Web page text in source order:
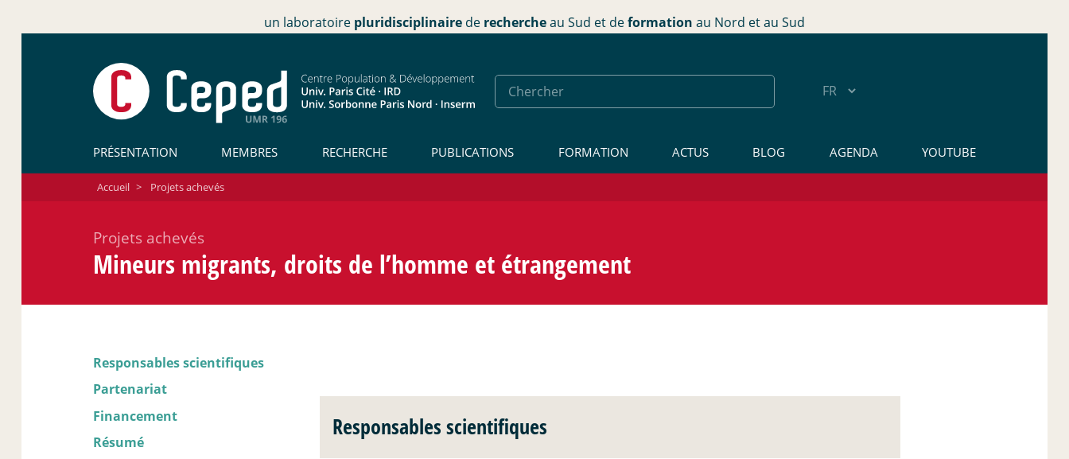
un laboratoire pluridisciplinaire de rechercheau Sud et deformation au Nord et au Sud
PRÉSENTATION MEMBRES RECHERCHE PUBLICATIONS FORMATION ACTUS BLOG AGENDA YOUTUBE
Accueil > Projets achevés
Projets achevés
Mineurs migrants, droits de l’homme et étrangement
Responsables scientifiques
Partenariat
Financement
Résumé
Responsables scientifiques